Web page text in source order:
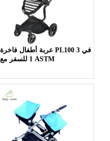
عربة أطفال فاخرة PL100 3 في
1 للسفر مع ASTM